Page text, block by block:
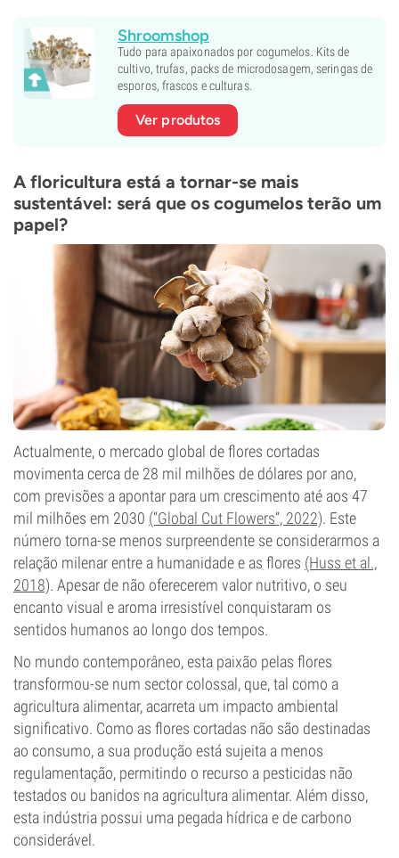
Shroomshop
Tudo para apaixonados por cogumelos. Kits de
cultivo, trufas, packs de microdosagem, seringas de
esporos, frascos e culturas.
Ver produtos
A floricultura está a tornar-se mais
sustentável: será que os cogumelos terão um
papel?
Actualmente, o mercado global de flores cortadas
movimenta cerca de 28 mil milhões de dólares por ano,
com previsões a apontar para um crescimento até aos 47
mil milhões em 2030 (“Global Cut Flowers”, 2022). Este
número torna-se menos surpreendente se considerarmos a
relação milenar entre a humanidade e as flores (Huss et al.,
2018). Apesar de não oferecerem valor nutritivo, o seu
encanto visual e aroma irresistível conquistaram os
sentidos humanos ao longo dos tempos.
No mundo contemporâneo, esta paixão pelas flores
transformou-se num sector colossal, que, tal como a
agricultura alimentar, acarreta um impacto ambiental
significativo. Como as flores cortadas não são destinadas
ao consumo, a sua produção está sujeita a menos
regulamentação, permitindo o recurso a pesticidas não
testados ou banidos na agricultura alimentar. Além disso,
esta indústria possui uma pegada hídrica e de carbono
considerável.